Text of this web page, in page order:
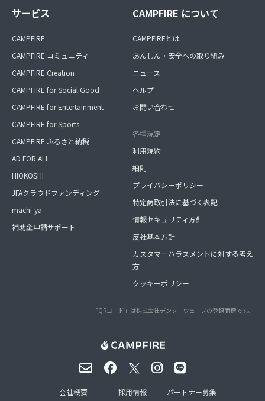
サービス
CAMPFIRE
CAMPFIRE コミュニティ
CAMPFIRE Creation
CAMPFIRE for Social Good
CAMPFIRE for Entertainment
CAMPFIRE for Sports
CAMPFIRE ふるさと納税
AD FOR ALL
HIOKOSHI
JFAクラウドファンディング
machi-ya
補助金申請サポート
CAMPFIRE について
CAMPFIREとは
あんしん・安全への取り組み
ニュース
ヘルプ
お問い合わせ
各種規定
利用規約
細則
プライバシーポリシー
特定商取引法に基づく表記
情報セキュリティ方針
反社基本方針
カスタマーハラスメントに対する考え
方
クッキーポリシー
「QRコード」は株式会社デンソーウェーブの登録商標です。
会社概要 採用情報 パートナー募集